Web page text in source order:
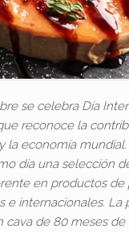
se celebra Día
reconoce la
la economía
día una selección
en productos de
e internacionales. La
cava de 80 meses de